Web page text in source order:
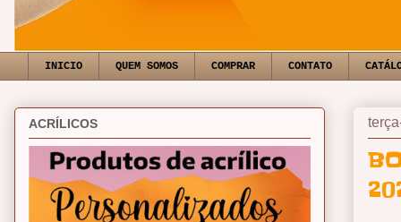
INICIO QUEM SOMOS COMPRAR CONTATO
ACRÍLICOS